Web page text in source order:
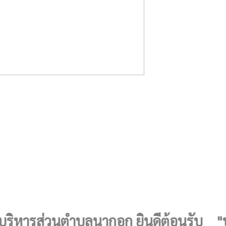
รส่วนตำบลนากอก ยินดีต้อนรับ "ปลอ